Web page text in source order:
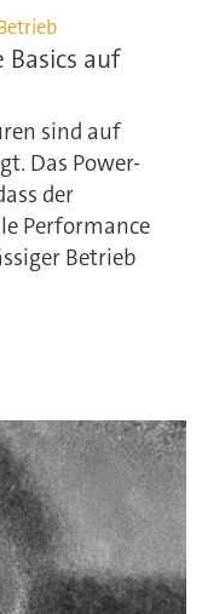
auf
sind auf
Das Power-
der
Performance
Betrieb